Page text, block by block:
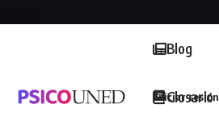
Blog
Glosario
Iniciar sesión